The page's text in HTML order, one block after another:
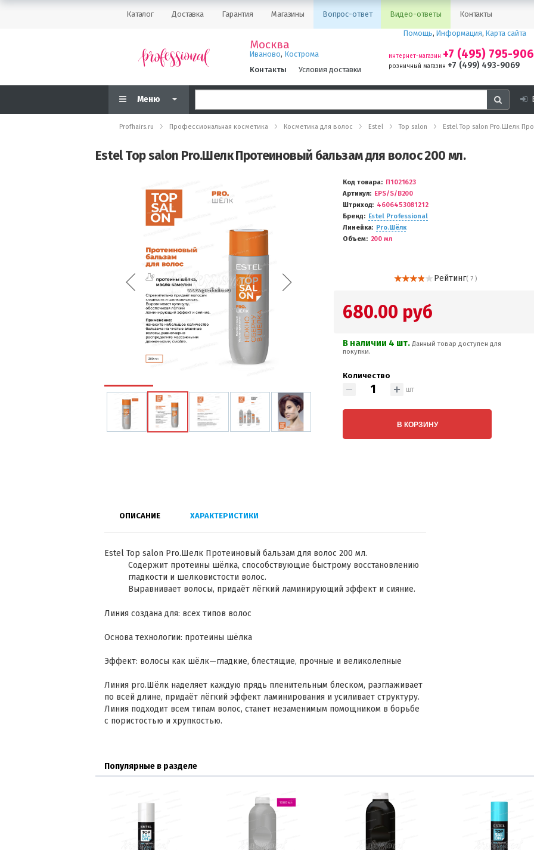
Каталог Доставка Гарантия Магазины Вопрос-ответ Видео-ответы Контакты
Москва
Иваново, Кострома
Контакты
Условия доставки
Помощь, Информация, Карта сайта
интернет-магазин +7 (495) 795-
розничный магазин +7 (499) 493-9069
Меню
Profhairs.ru Профессиональная косметика Косметика для волос Estel Top salon Estel Top salon Pro.Шелк
Estel Top salon Pro.Шелк Протеиновый бальзам для волос 200 мл.
Код товара
П1021623
Артикул
EPS/S/B200
Штриход
4606453081212
Бренд
Estel Professional
Линейка
Pro.Шёлк
Объем
200 мл
Рейтинг( 7 )
680.00 руб
В наличии 4 шт.Данный товар доступен для
покупки.
Количество
шт
В КОРЗИНУ
ОПИСАНИЕ ХАРАКТЕРИСТИКИ
Estel Top salon Pro.Шелк Протеиновый бальзам для волос 200 мл.
Содержит протеины шёлка, способствующие быстрому восстановлению
гладкости и шелковистости волос.
Выравнивает волосы, придаёт лёгкий ламинирующий эффект и сияние.
Линия создана для: всех типов волос
Основа технологии: протеины шёлка
Эффект: волосы как шёлк—гладкие, блестящие, прочные и великолепные
Линия pro.Шёлк наделяет каждую прядь пленительным блеском, разглаживает
по всей длине, придаёт лёгкий эффект ламинирования и усиливает структуру.
Линия подходит всем типам волос, станет незаменимым помощником в борьбе
с пористостью и хрупкостью.
Популярные в разделе